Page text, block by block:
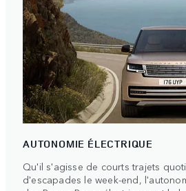
AUTONOMIE ÉLECTRIQUE
Qu'il s'agisse de courts trajets
d'escapades le week-end,